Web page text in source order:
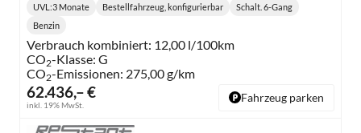
62.436,– €
inkl. 19% MwSt.
Lieferzeit:
UVL :3 Monate Bestellfahrzeug, konfigurierbar
Getriebe:
Schalt. 6-Gang
Kraftstoff:
Benzin
Verbrauch kombiniert: 12,00 l/100km
CO2-Klasse: G
CO2-Emissionen: 275,00 g/km
Fahrzeug parken